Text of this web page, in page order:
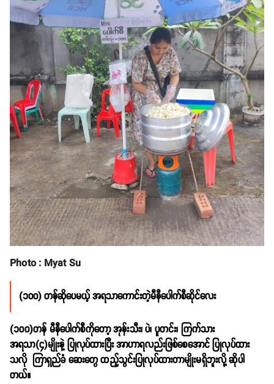
Photo : Myat Su
(၁၀၀) တန်ဆိုပေမယ့် အရသာကောင်းတဲ့မီနီပေါက်စီဆိုင်လေး
(၁၀၀)တန် မီနီပေါက်စီကိုတော့ အုန်းသီး၊ ပဲ၊ ပူတင်း၊ ကြက်သား
အရသာ(၄)မျိုးနဲ့ ပြုလုပ်ထားပြီး အာဟာရလည်းဖြစ်စေအောင် ပြုလုပ်ထား
သလို ကြာရှည်ခံ ဆေးတွေ ထည့်သွင်းပြုလုပ်ထားတာမျိုးမရှိဘူးလို့ ဆိုပါ
တယ်။